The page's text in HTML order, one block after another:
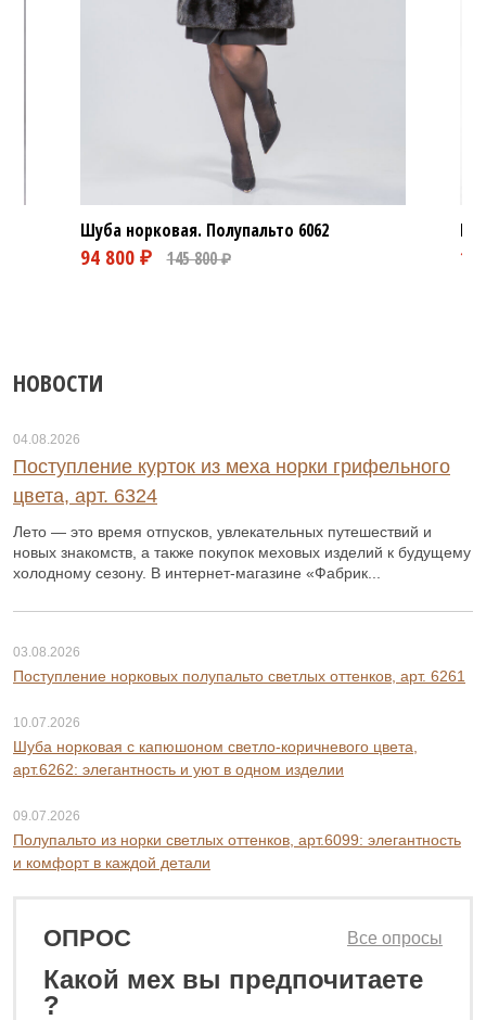
Шуба норковая. Полупальто 6062
НОВОСТИ
04.08.2026
Поступление курток из меха норки грифельного
цвета, арт. 6324
Лето — это время отпусков, увлекательных путешествий и
новых знакомств, а также покупок меховых изделий к будущему
холодному сезону. В интернет-магазине «Фабрик...
03.08.2026
Поступление норковых полупальто светлых оттенков, арт. 6261
10.07.2026
Шуба норковая с капюшоном светло-коричневого цвета,
арт.6262: элегантность и уют в одном изделии
09.07.2026
Полупальто из норки светлых оттенков, арт.6099: элегантность
и комфорт в каждой детали
ОПРОС
Какой мех вы предпочитаете
?
Все опросы